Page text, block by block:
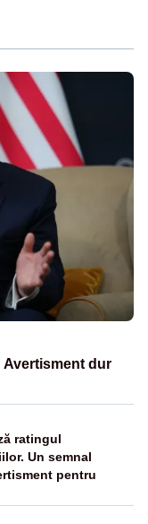
Avertisment dur
ratingul
Un semnal
pentru